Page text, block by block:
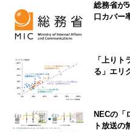
総務省が
口カバー
「上り
る」エリ
NECの「
ト放送の